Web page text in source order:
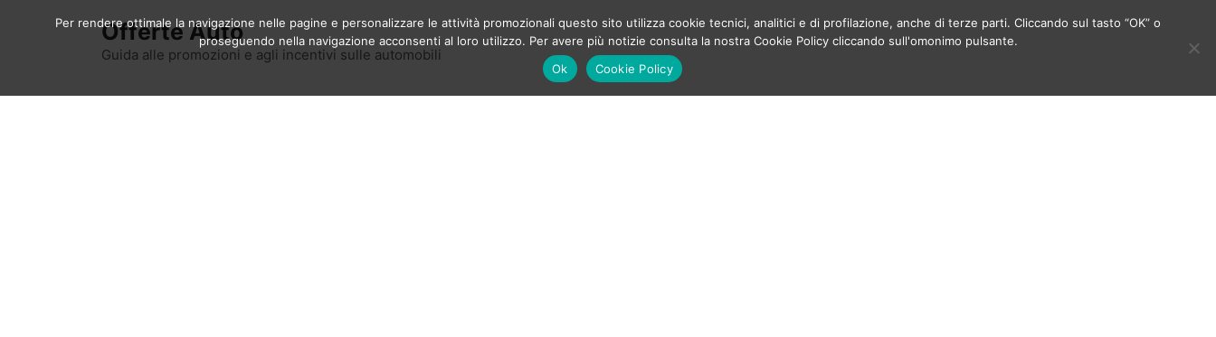
Offerte Auto
Guida alle promozioni e agli incentivi sulle automobili
Per rendere ottimale la navigazione nelle pagine e personalizzare le attività promozionali questo sito utilizza cookie tecnici, analitici e di profilazione, anche di terze parti. Cliccando sul tasto “OK” o
proseguendo nella navigazione acconsenti al loro utilizzo. Per avere più notizie consulta la nostra Cookie Policy cliccando sull'omonimo pulsante.
Ok
Cookie Policy